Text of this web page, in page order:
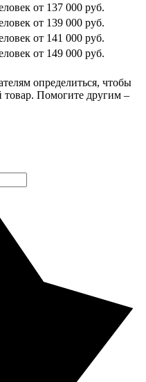
от 137 000 руб.
от 139 000 руб.
от 141 000 руб.
от 149 000 руб.
определиться, чтобы
товар. Помогите другим –